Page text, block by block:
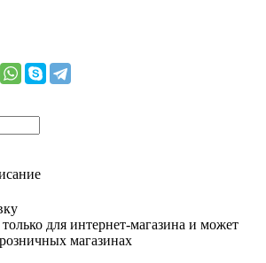
для интернет-магазина и может
магазинах